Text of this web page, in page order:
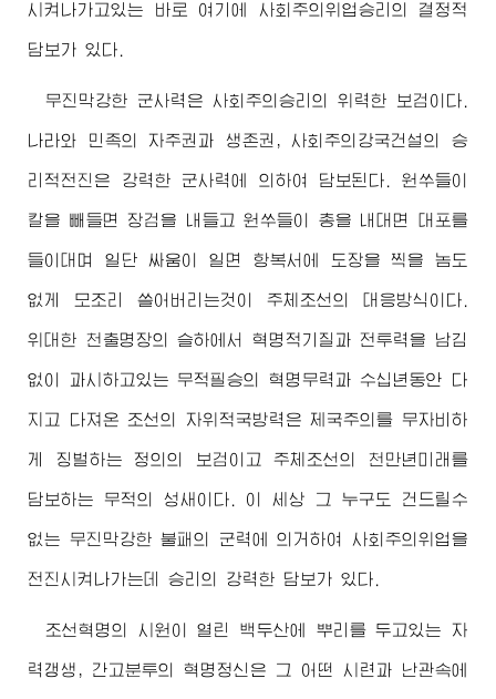
시켜나가고있는 바로 여기에 사회주의위업승리의 결정적
담보가 있다.
무진막강한 군사력은 사회주의승리의 위력한 보검이다.
나라와 민족의 자주권과 생존권, 사회주의강국건설의 승
리적전진은 강력한 군사력에 의하여 담보된다. 원쑤들이
칼을 빼들면 장검을 내들고 원쑤들이 총을 내대면 대포를
들이대며 일단 싸움이 일면 항복서에 도장을 찍을 놈도
없게 모조리 쓸어버리는것이 주체조선의 대응방식이다.
위대한 천출명장의 슬하에서 혁명적기질과 전투력을 남김
없이 과시하고있는 무적필승의 혁명무력과 수십년동안 다
지고 다져온 조선의 자위적국방력은 제국주의를 무자비하
게 징벌하는 정의의 보검이고 주체조선의 천만년미래를
담보하는 무적의 성새이다. 이 세상 그 누구도 건드릴수
없는 무진막강한 불패의 군력에 의거하여 사회주의위업을
전진시켜나가는데 승리의 강력한 담보가 있다.
조선혁명의 시원이 열린 백두산에 뿌리를 두고있는 자
력갱생, 간고분투의 혁명정신은 그 어떤 시련과 난관속에